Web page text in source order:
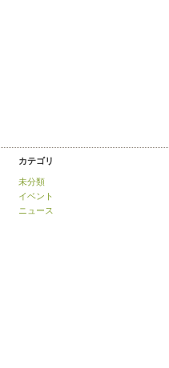
カテゴリ
未分類
イベント
ニュース